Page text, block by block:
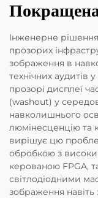
Інженерне
прозорих
зображення в
технічних аудитів
прозорі дисплеї
(washout) у
навколишнього
люмінесценцію та
вирішує цю
обробкою з
керованою FPGA,
світлодіодними
зображення навіть